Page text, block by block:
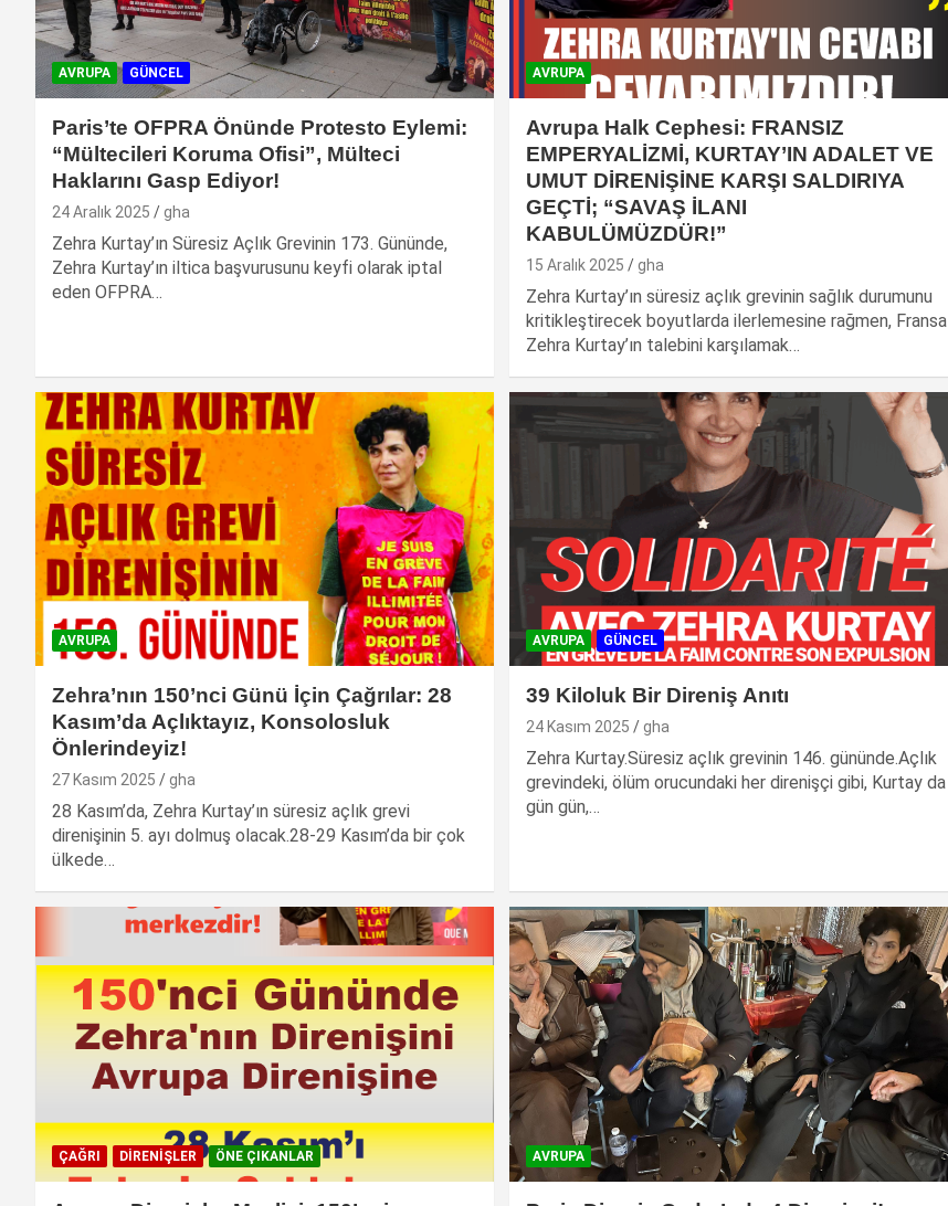
AVRUPA GÜNCEL
Paris’te OFPRA Önünde Protesto Eylemi:
“Mültecileri Koruma Ofisi”, Mülteci
Haklarını Gasp Ediyor!
24 Aralık 2025 gha
Zehra Kurtay’ın Süresiz Açlık Grevinin 173. Gününde,
Zehra Kurtay’ın iltica başvurusunu keyfi olarak iptal
eden OFPRA…
AVRUPA
Avrupa Halk Cephesi: FRANSIZ
EMPERYALİZMİ, KURTAY’IN ADALET VE
UMUT DİRENİŞİNE KARŞI SALDIRIYA
GEÇTİ; “SAVAŞ İLANI
KABULÜMÜZDÜR!”
15 Aralık 2025 gha
Zehra Kurtay’ın süresiz açlık grevinin sağlık durumunu
kritikleştirecek boyutlarda ilerlemesine rağmen, Fransa
Zehra Kurtay’ın talebini karşılamak…
AVRUPA
Zehra’nın 150’nci Günü İçin Çağrılar: 28
Kasım’da Açlıktayız, Konsolosluk
Önlerindeyiz!
27 Kasım 2025 gha
28 Kasım’da, Zehra Kurtay’ın süresiz açlık grevi
direnişinin 5. ayı dolmuş olacak.28-29 Kasım’da bir çok
ülkede…
AVRUPA GÜNCEL
39 Kiloluk Bir Direniş Anıtı
24 Kasım 2025 gha
Zehra Kurtay.Süresiz açlık grevinin 146. gününde.Açlık
grevindeki, ölüm orucundaki her direnişçi gibi, Kurtay da
gün gün,…
ÇAĞRI DIRENIŞLER ÖNE ÇIKANLAR AVRUPA